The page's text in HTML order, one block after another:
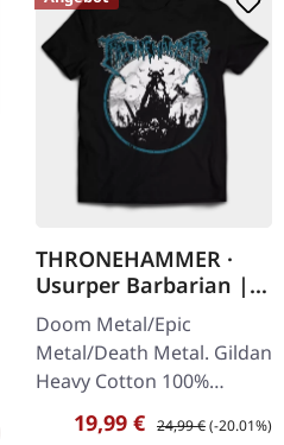
THRONEHAMMER ·
Usurper Barbarian |
T-SHIRT
Doom Metal/Epic
Metal/Death Metal. Gildan
Heavy Cotton 100%
Baumwolle
Verkaufspreis:
19,99 € Regulärer Preis:
24,99 €(-20.01%)